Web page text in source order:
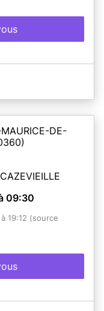
DE-
09:30
19:12 (source